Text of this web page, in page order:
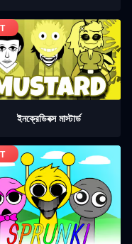
ইনক্রেডিবক্স মাস্টার্ড